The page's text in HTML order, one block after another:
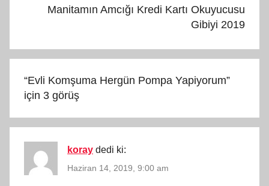
Manitamın Amcığı Kredi Kartı Okuyucusu
Gibiyi 2019
“Evli Komşuma Hergün Pompa Yapiyorum”
için 3 görüş
koray dedi ki:
Haziran 14, 2019, 9:00 am